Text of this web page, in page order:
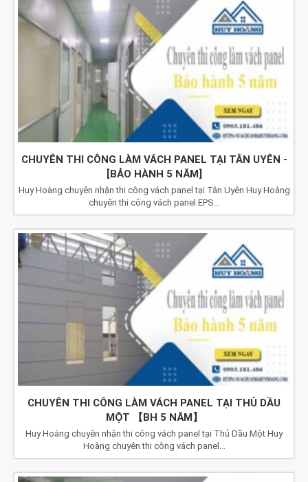
CHUYÊN THI CÔNG LÀM VÁCH PANEL TẠI TÂN UYÊN -
[BẢO HÀNH 5 NĂM]
Huy Hoàng chuyên nhận thi công vách panel tại Tân Uyên Huy Hoàng
chuyên thi công vách panel EPS...
CHUYÊN THI CÔNG LÀM VÁCH PANEL TẠI THỦ DẦU
MỘT 【BH 5 NĂM】
Huy Hoàng chuyên nhận thi công vách panel tại Thủ Dầu Một Huy
Hoàng chuyên thi công vách panel...